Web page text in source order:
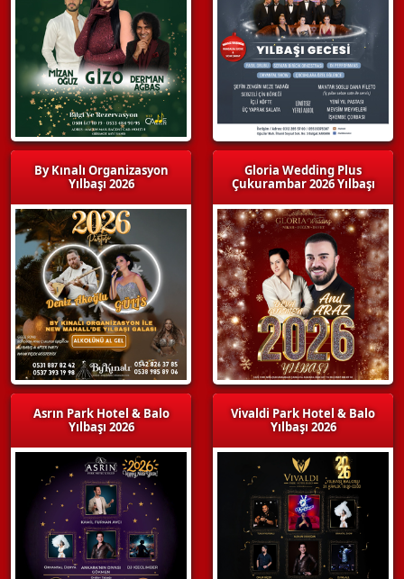
By Kınalı Organizasyon
Yılbaşı 2026
Asrın Park Hotel & Balo
Yılbaşı 2026
Gloria Wedding Plus
Çukurambar 2026 Yılbaşı
Vivaldi Park Hotel & Balo
Yılbaşı 2026